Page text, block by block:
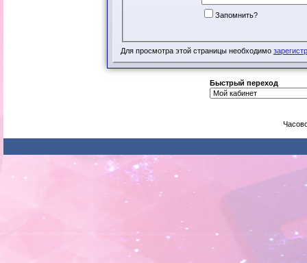
Запомнить?
Для просмотра этой страницы необходимо
Быстрый переход